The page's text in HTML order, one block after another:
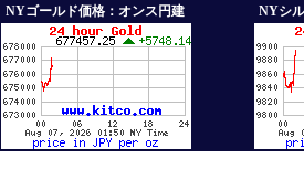
NYゴールド価格：オンス円建 NYシ